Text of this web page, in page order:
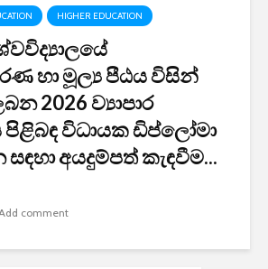
HIGHER EDUCATION
හා මූල්‍ය පීඨය විසින්
2026 ව්‍යාපාර
පිළිබඳ විධායක ඩිප්ලෝමා
අයදුම්පත් කැඳවීම...
comment